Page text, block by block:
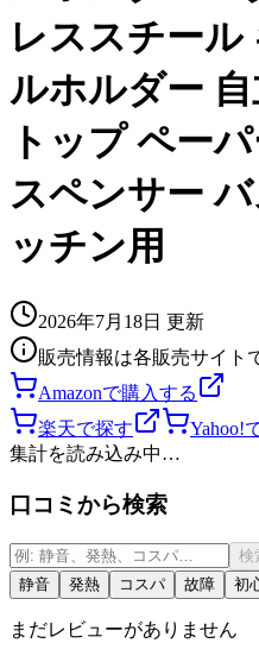
レススチール
ルホルダー
トップ ペー
スペンサー
ッチン用
2026年7月18日 更新
販売情報は各販売サイト
Amazonで購入する
楽天で探す
Yahoo!
集計を読み込み中…
口コミから検索
検
静音
発熱 コスパ 故障 初
まだレビューがありません